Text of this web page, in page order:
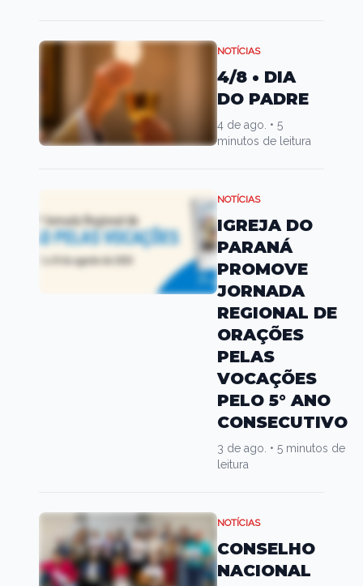
NOTÍCIAS
4/8 • DIA
DO PADRE
4 de ago. • 5
minutos de leitura
NOTÍCIAS
IGREJA DO
PARANÁ
PROMOVE
JORNADA
REGIONAL DE
ORAÇÕES
PELAS
VOCAÇÕES
PELO 5° ANO
CONSECUTIVO
3 de ago. • 5 minutos de
leitura
NOTÍCIAS
CONSELHO
NACIONAL